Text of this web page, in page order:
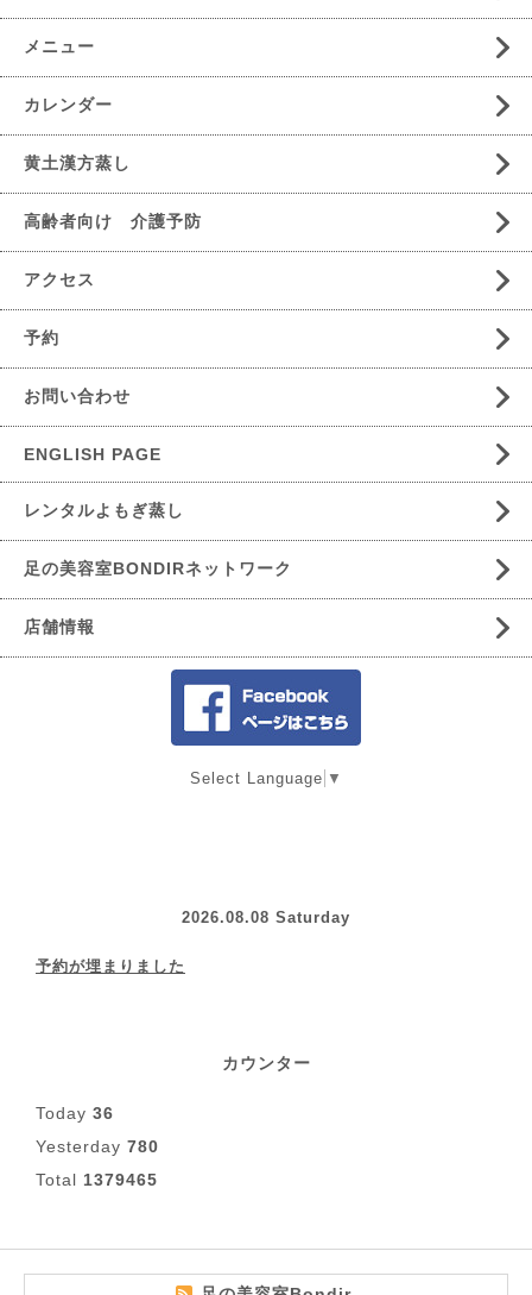
メニュー
カレンダー
黄土漢方蒸し
高齢者向け 介護予防
アクセス
予約
お問い合わせ
ENGLISH PAGE
レンタルよもぎ蒸し
足の美容室BONDIRネットワーク
店舗情報
Select Language ▼
2026.08.08 Saturday
予約が埋まりました
カウンター
Today 36
Yesterday 780
Total 1379465